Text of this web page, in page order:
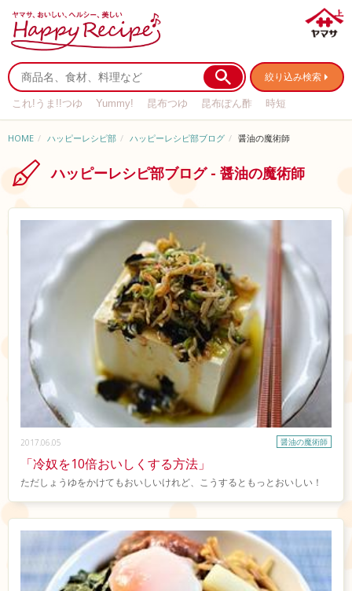
絞り込み検索
これ!うま!!つゆ Yummy! 昆布つゆ 昆布ぽん酢
時短
HOME
ハッピーレシピ部 ハッピーレシピ部ブログ 醤油の魔術師
ハッピーレシピ部ブログ - 醤油の魔術師
2017.06.05 醤油の魔術師
「冷奴を10倍おいしくする方法」
ただしょうゆをかけてもおいしいけれど、こうするともっとおいしい！